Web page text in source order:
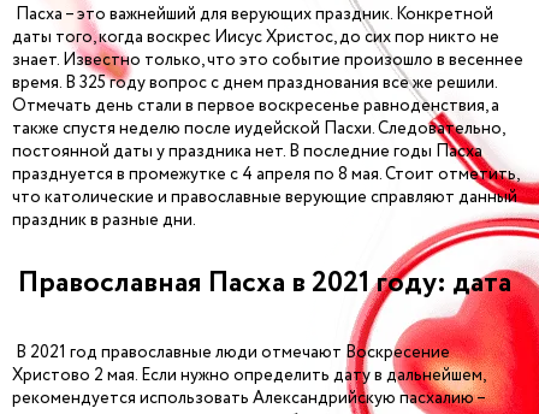
Пасха – это важнейший для верующих праздник. Конкретной
даты того, когда воскрес Иисус Христос, до сих пор никто не
знает. Известно только, что это событие произошло в весеннее
время. В 325 году вопрос с днем празднования все же решили.
Отмечать день стали в первое воскресенье равноденствия, а
также спустя неделю после иудейской Пасхи. Следовательно,
постоянной даты у праздника нет. В последние годы Пасха
празднуется в промежутке с 4 апреля по 8 мая. Стоит отметить,
что католические и православные верующие справляют данный
праздник в разные дни.
Православная Пасха в 2021 году: дата
В 2021 год православные люди отмечают Воскресение
Христово 2 мая. Если нужно определить дату в дальнейшем,
рекомендуется использовать Александрийскую пасхалию –